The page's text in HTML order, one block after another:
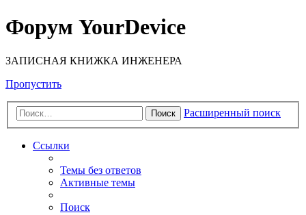
Форум YourDevice
ЗАПИСНАЯ КНИЖКА ИНЖЕНЕРА
Пропустить
Поиск Расширенный поиск
Ссылки
Темы без ответов
Активные темы
Поиск